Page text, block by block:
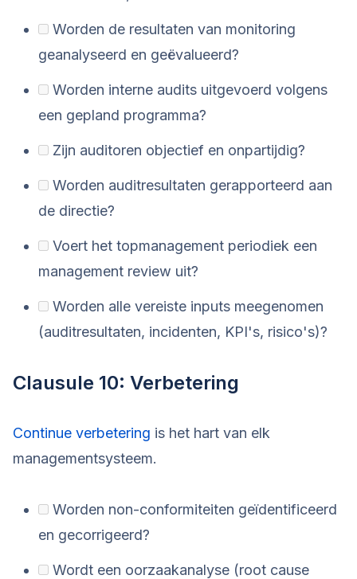
Worden de resultaten van monitoring
geanalyseerd en geëvalueerd?
Worden interne audits uitgevoerd volgens
een gepland programma?
Zijn auditoren objectief en onpartijdig?
Worden auditresultaten gerapporteerd aan
de directie?
Voert het topmanagement periodiek een
management review uit?
Worden alle vereiste inputs meegenomen
(auditresultaten, incidenten, KPI's, risico's)?
Clausule 10: Verbetering
Continue verbetering is het hart van elk
managementsysteem.
Worden non-conformiteiten geïdentificeerd
en gecorrigeerd?
Wordt een oorzaakanalyse (root cause